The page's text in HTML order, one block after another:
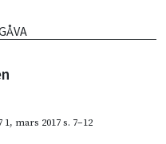
1, mars 2017s. 7–12